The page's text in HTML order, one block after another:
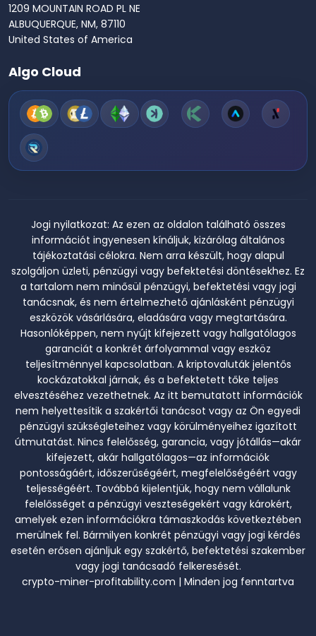
1209 MOUNTAIN ROAD PL NE
ALBUQUERQUE, NM, 87110
United States of America
Algo Cloud
Jogi nyilatkozat: Az ezen az oldalon található összes
információt ingyenesen kínáljuk, kizárólag általános
tájékoztatási célokra. Nem arra készült, hogy alapul
szolgáljon üzleti, pénzügyi vagy befektetési döntésekhez. Ez
a tartalom nem minősül pénzügyi, befektetési vagy jogi
tanácsnak, és nem értelmezhető ajánlásként pénzügyi
eszközök vásárlására, eladására vagy megtartására.
Hasonlóképpen, nem nyújt kifejezett vagy hallgatólagos
garanciát a konkrét árfolyammal vagy eszköz
teljesítménnyel kapcsolatban. A kriptovaluták jelentős
kockázatokkal járnak, és a befektetett tőke teljes
elvesztéséhez vezethetnek. Az itt bemutatott információk
nem helyettesítik a szakértői tanácsot vagy az Ön egyedi
pénzügyi szükségleteihez vagy körülményeihez igazított
útmutatást. Nincs felelősség, garancia, vagy jótállás—akár
kifejezett, akár hallgatólagos—az információk
pontosságáért, időszerűségéért, megfelelőségéért vagy
teljességéért. Továbbá kijelentjük, hogy nem vállalunk
felelősséget a pénzügyi veszteségekért vagy károkért,
amelyek ezen információkra támaszkodás következtében
merülnek fel. Bármilyen konkrét pénzügyi vagy jogi kérdés
esetén erősen ajánljuk egy szakértő, befektetési szakember
vagy jogi tanácsadó felkeresését.
crypto-miner-profitability.com | Minden jog fenntartva